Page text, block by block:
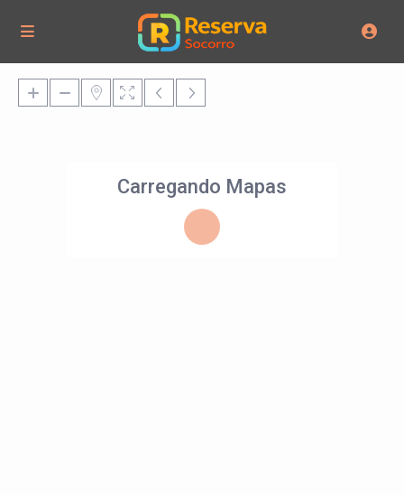
Carregando Mapas